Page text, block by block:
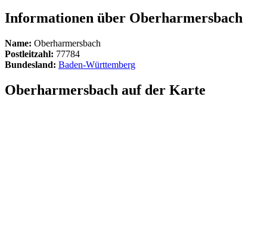
Informationen über Oberharmersbach
Name: Oberharmersbach
Postleitzahl: 77784
Bundesland: Baden-Württemberg
Oberharmersbach auf der Karte